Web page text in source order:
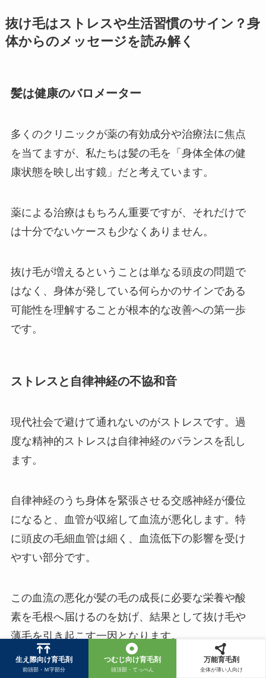
生え際向け育毛剤
前頭部・Ｍ字部分
つむじ向け育毛剤
頭頂部・てっぺん
万能育毛剤
全体が薄い人向け
抜け毛はストレスや生活習慣のサイン？身
体からのメッセージを読み解く
髪は健康のバロメーター
多くのクリニックが薬の有効成分や治療法に焦点
を当てますが、私たちは髪の毛を「身体全体の健
康状態を映し出す鏡」だと考えています。
薬による治療はもちろん重要ですが、それだけで
は十分でないケースも少なくありません。
抜け毛が増えるということは単なる頭皮の問題で
はなく、身体が発している何らかのサインである
可能性を理解することが根本的な改善への第一歩
です。
ストレスと自律神経の不協和音
現代社会で避けて通れないのがストレスです。過
度な精神的ストレスは自律神経のバランスを乱し
ます。
自律神経のうち身体を緊張させる交感神経が優位
になると、血管が収縮して血流が悪化します。特
に頭皮の毛細血管は細く、血流低下の影響を受け
やすい部分です。
この血流の悪化が髪の毛の成長に必要な栄養や酸
素を毛根へ届けるのを妨げ、結果として抜け毛や
薄毛を引き起こす一因となります。